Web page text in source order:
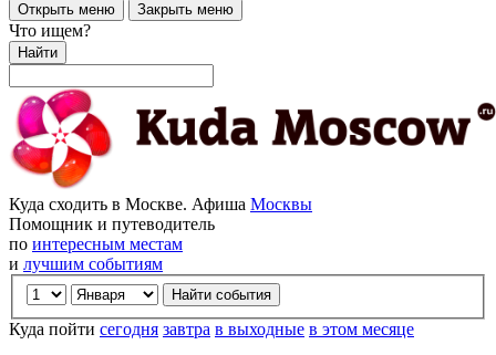
Открыть меню Закрыть меню
Что ищем?
Найти
Куда сходить в Москве. Афиша Москвы
Помощник и путеводитель
по интересным местам
и лучшим событиям
Куда пойти сегодня завтра в выходные в этом месяце